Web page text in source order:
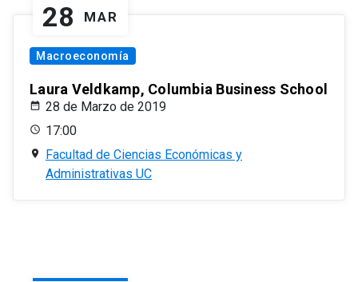
28 MAR
Macroeconomía
Laura Veldkamp, Columbia Business School
28 de Marzo de 2019
17:00
Facultad de Ciencias Económicas y
Administrativas UC